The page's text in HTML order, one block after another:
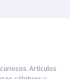
Artículos